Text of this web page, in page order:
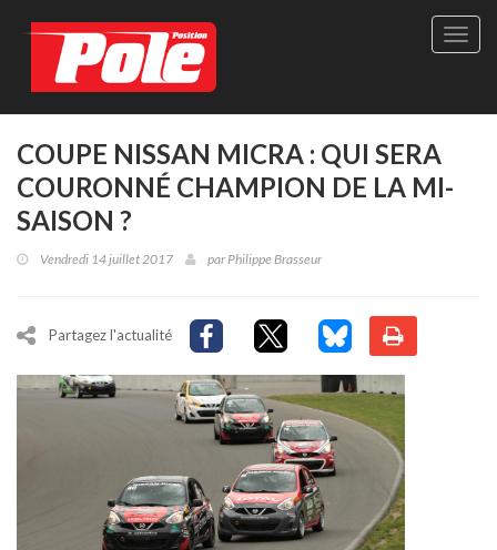
Site
COUPE NISSAN MICRA : QUI SERA
COURONNÉ CHAMPION DE LA MI-
SAISON ?
Vendredi 14 juillet 2017 parPhilippe Brasseur
Partagez l'actualité